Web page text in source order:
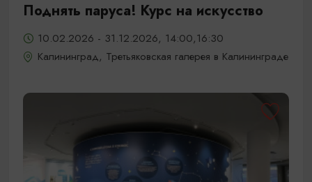
Поднять паруса! Курс на искусство
10.02.2026 - 31.12.2026, 14:00,16:30
Калининград, Третьяковская галерея в Калининграде